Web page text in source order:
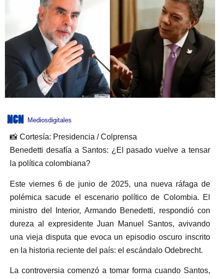
Mediosdigitales
📸 Cortesía: Presidencia / Colprensa
Benedetti desafía a Santos: ¿El pasado vuelve a tensar
la política colombiana?
Este viernes 6 de junio de 2025, una nueva ráfaga de
polémica sacude el escenario político de Colombia. El
ministro del Interior, Armando Benedetti, respondió con
dureza al expresidente Juan Manuel Santos, avivando
una vieja disputa que evoca un episodio oscuro inscrito
en la historia reciente del país: el escándalo Odebrecht.
La controversia comenzó a tomar forma cuando Santos,